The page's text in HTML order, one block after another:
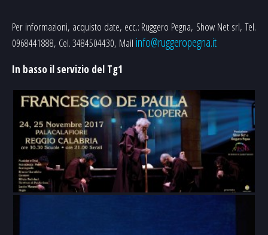
Per informazioni, acquisto date, ecc.: Ruggero Pegna, Show Net srl, Tel.
0968441888, Cel. 3484504430, Mail info@ruggeropegna.it
In basso il servizio del Tg1